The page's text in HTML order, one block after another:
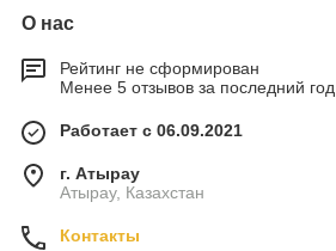
О нас
Рейтинг не сформирован
Менее 5 отзывов за последний год
Работает с 06.09.2021
г. Атырау
Атырау, Казахстан
Контакты